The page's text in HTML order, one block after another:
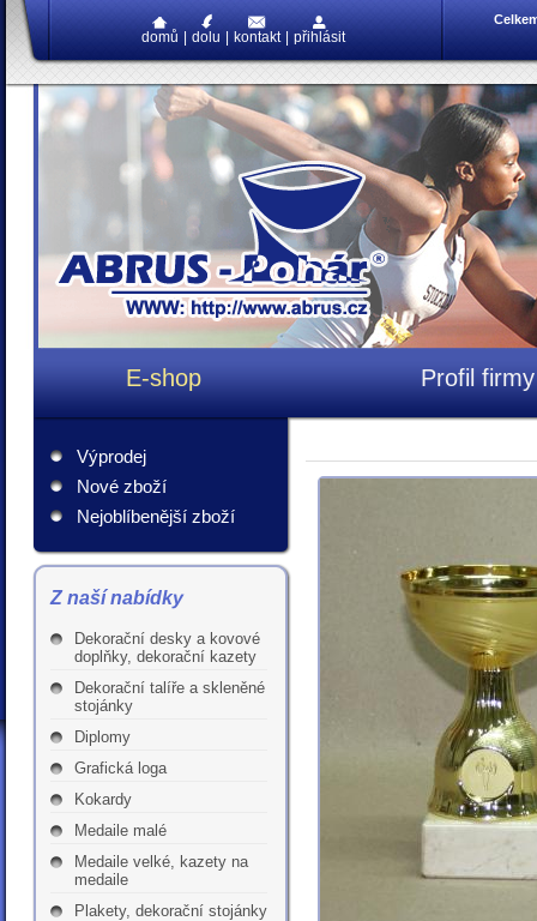
domů dolu kontakt přihlásit
E-shop Profil firmy
Výprodej
Nové zboží
Nejoblíbenější zboží
Z naší nabídky
Dekorační desky a kovové
doplňky, dekorační kazety
Dekorační talíře a skleněné
stojánky
Diplomy
Grafická loga
Kokardy
Medaile malé
Medaile velké, kazety na
medaile
Plakety, dekorační stojánky